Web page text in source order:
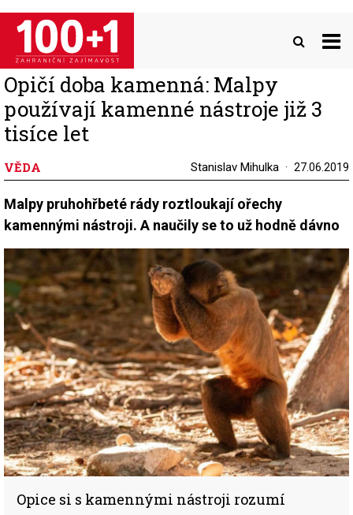
Přejít
hlavnímu
obsahu
Opičí doba kamenná: Malpy
používají kamenné nástroje již 3
tisíce let
VĚDA Stanislav Mihulka 27.06.2019
Malpy pruhohřbeté rády roztloukají ořechy
kamennými nástroji. A naučily se to už hodně dávno
Opice si s kamennými nástroji rozumí